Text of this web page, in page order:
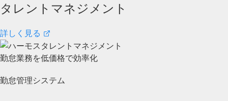
タレントマネジメント
詳しく見る
勤怠業務を低価格で効率化
勤怠管理システム